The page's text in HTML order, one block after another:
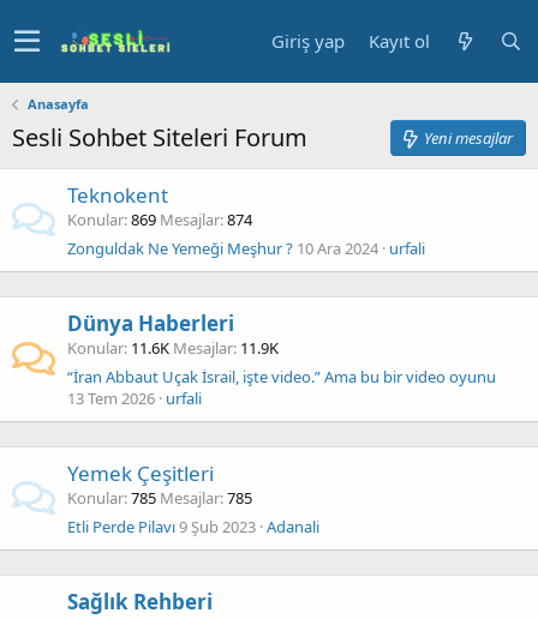
Giriş yap Kayıt ol
Anasayfa
Sesli Sohbet Siteleri Forum Yeni mesajlar
Teknokent
Konular 869 Mesajlar 874
Zonguldak Ne Yemeği Meşhur ? 10 Ara 2024 urfali
Dünya Haberleri
Konular 11.6K Mesajlar 11.9K
“İran Abbaut Uçak İsrail, işte video.” Ama bu bir video oyunu
13 Tem 2026 urfali
Yemek Çeşitleri
Konular 785 Mesajlar 785
Etli Perde Pilavı9 Şub 2023 Adanali
Sağlık Rehberi